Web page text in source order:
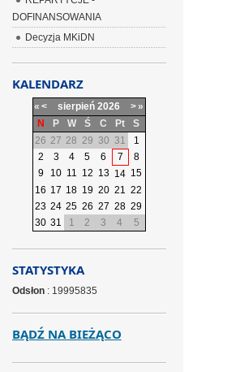
DOFINANSOWANIA
Decyzja MKiDN
KALENDARZ
« < sierpień 2026 >»
N
P W Ś C Pt
S
26 27 28 29 30 31
1
2
3 4 5 6 7
8
9
10 11 12 13 14 15
16 17 18 19 20 21 22
23 24 25 26 27 28 29
30 31 1 2 3 4 5
STATYSTYKA
Odsłon: 19995835
BĄDŹ NA BIEŻĄCO